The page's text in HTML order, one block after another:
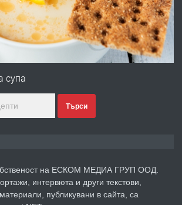
преди 1 година
Монтажник на малки детайли за
преди 1 година
супа
Търси
на ЕСКОМ МЕДИА ГРУП ООД.
интервюта и други текстови,
публикувани в сайта, са